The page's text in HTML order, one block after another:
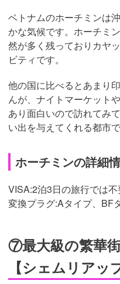
ベトナムのホーチミンは
かな気候です。ホーチミ
然が多く残っておりカヤ
ビティです。
他の国に比べるとあまり
んが、ナイトマーケット
あり面白いので訪れてみ
い出を与えてくれる都市で
ホーチミンの詳細
VISA:2泊3日の旅行では不
変換プラグ:Aタイプ、BF
⑦最大級の繁華
【シェムリアッ